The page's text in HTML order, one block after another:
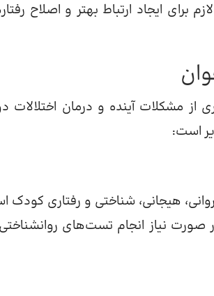
ایجاد ارتباط بهتر و اصلاح
از مشکلات آینده و درمان اختلالات
است:
هیجانی، شناختی و رفتاری کودک
صورت نیاز انجام تست‌های